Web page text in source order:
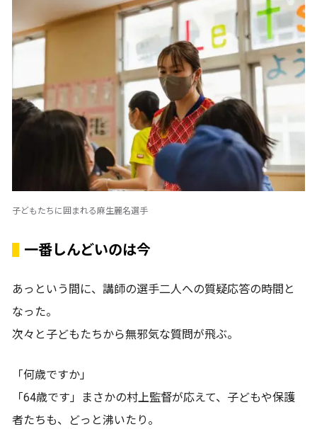
子どもたちに囲まれる麻生麗名選手
一番しんどいのは今
あっという間に、講師の選手二人への質疑応答の時間と
なった。
次々と子どもたちから無邪気な質問が飛ぶ。
「何歳ですか」
「64歳です」まさかの村上監督が応えて、子どもや保護
者たちも、どっと沸いたり。